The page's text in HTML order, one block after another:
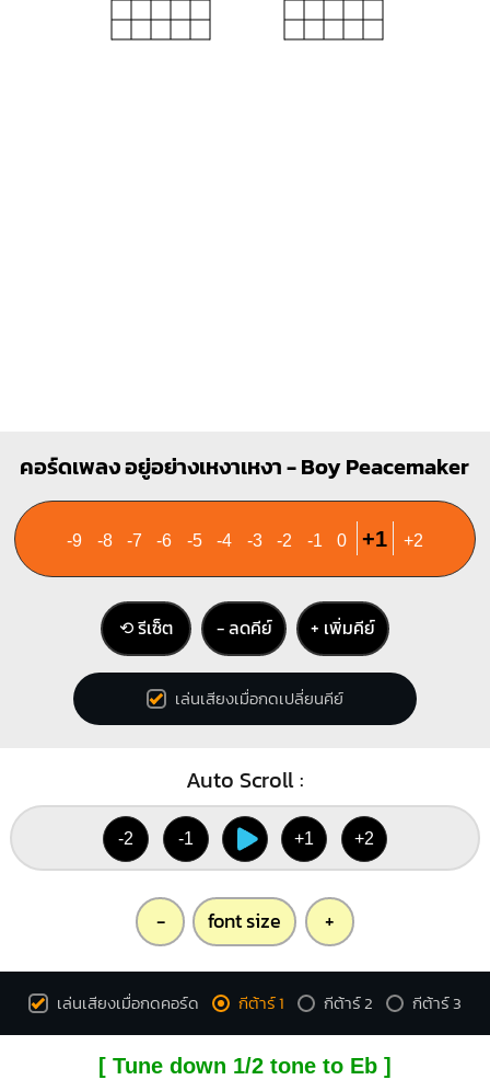
คอร์ดเพลง อยู่อย่างเหงาเหงา - Boy Peacemaker
-9 -8 -7 -6 -5 -4 -3 -2 -1 0 +1 +2
⟲ รีเซ็ต − ลดคีย์ + เพิ่มคีย์
เล่นเสียงเมื่อกดเปลี่ยนคีย์
Auto Scroll :
-2 -1 +1 +2
- font size +
เล่นเสียงเมื่อกดคอร์ด กีต้าร์ 1 กีต้าร์ 2 กีต้าร์ 3
[ Tune down 1/2 tone to Eb ]